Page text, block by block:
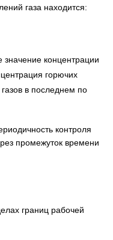
газа находится:
концентрации
горючих
в последнем по
контроля
промежуток времени
границ рабочей